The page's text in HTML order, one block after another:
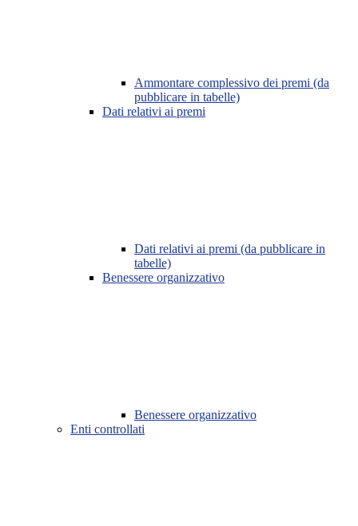
Ammontare complessivo dei premi (da
pubblicare in tabelle)
Dati relativi ai premi
Dati relativi ai premi (da pubblicare in
tabelle)
Benessere organizzativo
Benessere organizzativo
Enti controllati